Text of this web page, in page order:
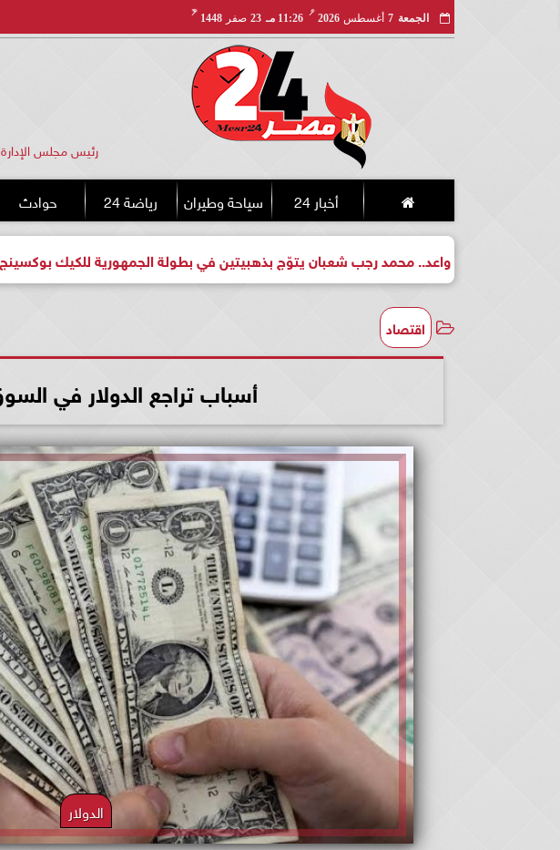
الجمعة 7 أغسطس 2026
مـ
11:26 مـ 23 صفر 1448
هـ
رئيس مجلس الإدارة
أخبار 24 سياحة وطيران رياضة 24 حوادث
واعد.. محمد رجب شعبان يتوّج بذهبيتين في بطولة الجمهورية للكيك بوكسينج
اقتصاد
أسباب تراجع الدولار في
الدولار